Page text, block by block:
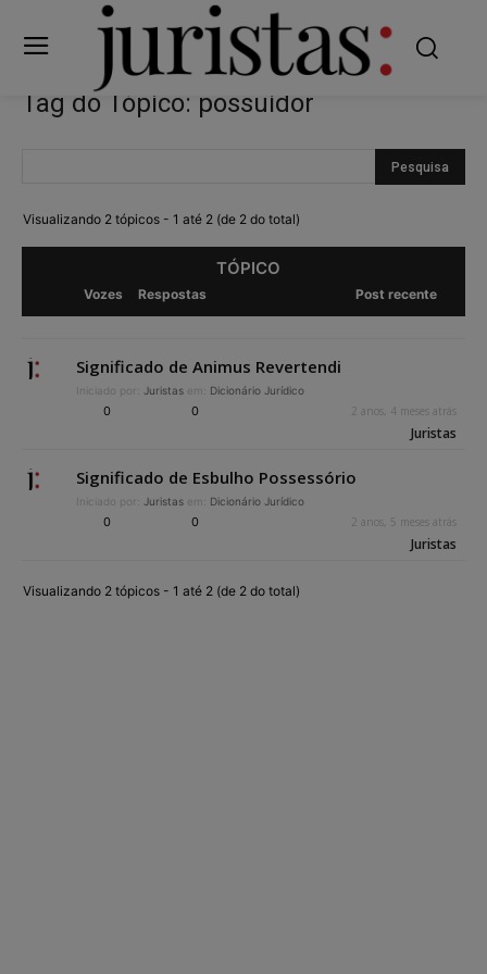
Tag do Tópico: possuidor
Visualizando 2 tópicos - 1 até 2 (de 2 do total)
TÓPICO
Vozes Respostas Post recente
Significado de Animus Revertendi
Iniciado por: Juristas em: Dicionário Jurídico
0 0 2 anos, 4 meses atrás
Juristas
Significado de Esbulho Possessório
Iniciado por: Juristas em: Dicionário Jurídico
0 0 2 anos, 5 meses atrás
Juristas
Visualizando 2 tópicos - 1 até 2 (de 2 do total)